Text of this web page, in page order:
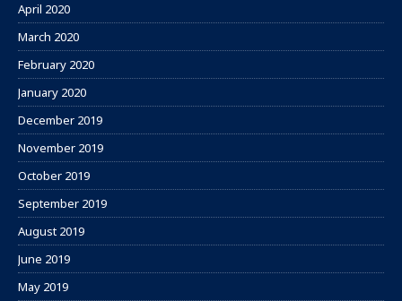
April 2020
March 2020
February 2020
January 2020
December 2019
November 2019
October 2019
September 2019
August 2019
June 2019
May 2019